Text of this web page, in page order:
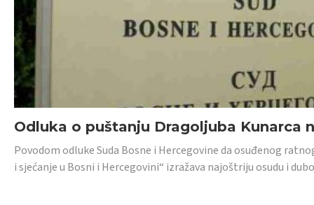
Odluka o puštanju Dragoljuba Kunarca
Povodom odluke Suda Bosne i Hercegovine da osuđenog
i sjećanje u Bosni i Hercegovini“ izražava najoštriju osudu i